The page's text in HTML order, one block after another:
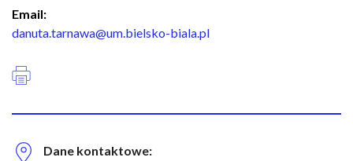
Email
danuta.tarnawa@um.bielsko-biala.pl
Dane kontaktowe: